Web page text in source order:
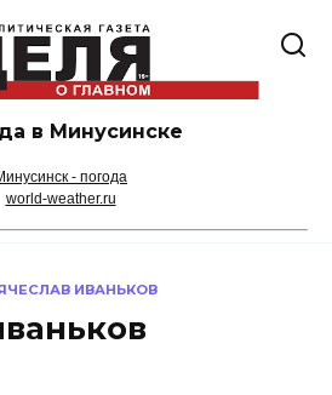
в Минусинске
- погода
world-weather.ru
ИВАНЬКОВ